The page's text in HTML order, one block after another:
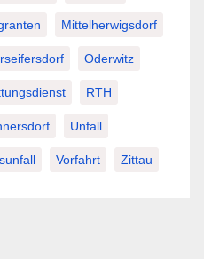
Mittelherwigsdorf
Oderwitz
RTH
Unfall
Vorfahrt Zittau